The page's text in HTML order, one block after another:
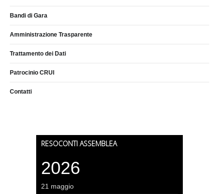
Bandi di Gara
Amministrazione Trasparente
Trattamento dei Dati
Patrocinio CRUI
Contatti
RESOCONTI ASSEMBLEA
2026
21 maggio